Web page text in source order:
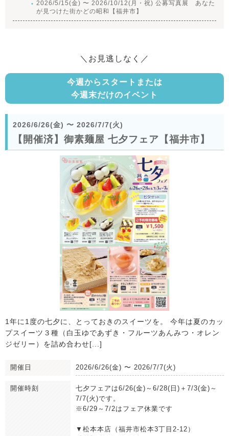
2026/5/15(金) 〜 2026/10/12(月・祝) 公募写真展 あなた
が見つけた街かどの昭和【福井市】
＼お見逃しなく／
今週からスタートまたは
今週末だけのイベント
2026/6/26(金) 〜 2026/7/7(火)
【開催済】御素麺屋 七夕フェア【福井市】
1年に1度の七夕に、とっておきのスイーツを。 今年は夏のカッ
プスイーツ３種（白玉ゆであずき・フルーツあんみつ・オレン
ジゼリー）を詰め合わせ[...]
開催日 2026/6/26(金) 〜 2026/7/7(火)
開催時刻
七夕フェアは6/26(金)～6/28(日)＋7/3(金)～
7/7(火)です。
※6/29～7/2はフェア休業です
▼松本本店（福井市松本3丁目2-12）